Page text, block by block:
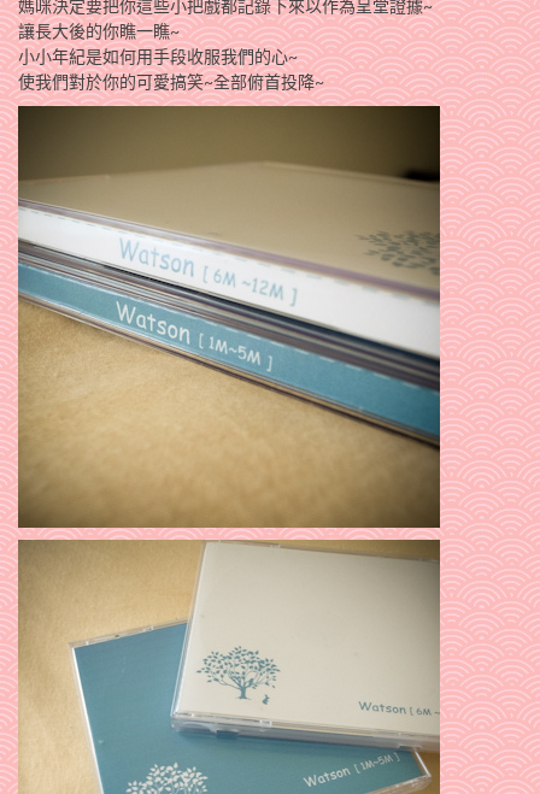
媽咪決定要把你這些小把戲都記錄下來以作為呈堂證據~
讓長大後的你瞧一瞧~
小小年紀是如何用手段收服我們的心~
使我們對於你的可愛搞笑~全部俯首投降~